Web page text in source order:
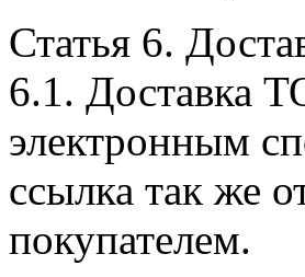
Статья 6.
6.1. Доставка
электронным
ссылка так же
покупателем.